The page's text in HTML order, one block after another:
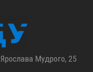
Мудрого, 25